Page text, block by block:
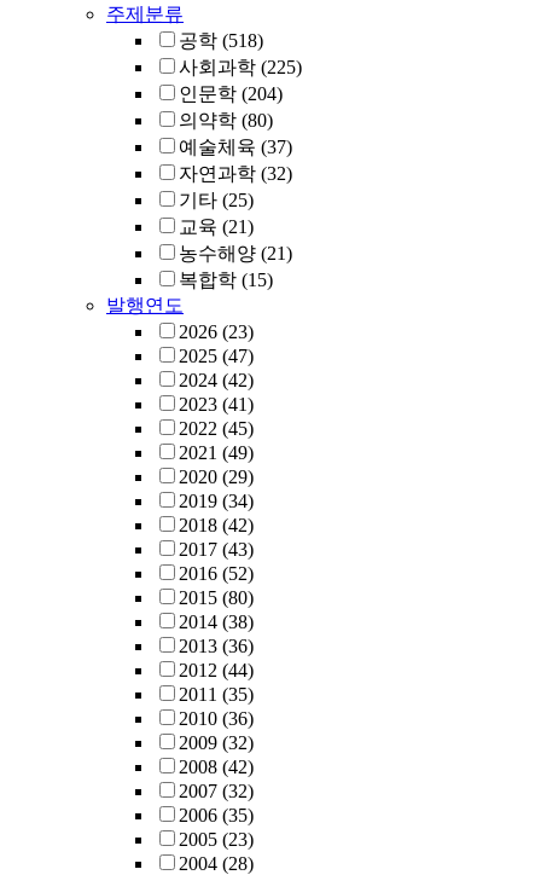
주제분류
공학 (518)
사회과학 (225)
인문학 (204)
의약학 (80)
예술체육 (37)
자연과학 (32)
기타 (25)
교육 (21)
농수해양 (21)
복합학 (15)
발행연도
2026 (23)
2025 (47)
2024 (42)
2023 (41)
2022 (45)
2021 (49)
2020 (29)
2019 (34)
2018 (42)
2017 (43)
2016 (52)
2015 (80)
2014 (38)
2013 (36)
2012 (44)
2011 (35)
2010 (36)
2009 (32)
2008 (42)
2007 (32)
2006 (35)
2005 (23)
2004 (28)